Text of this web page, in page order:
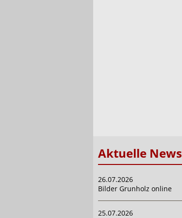
Aktuelle News
26.07.2026
Bilder Grunholz online
25.07.2026